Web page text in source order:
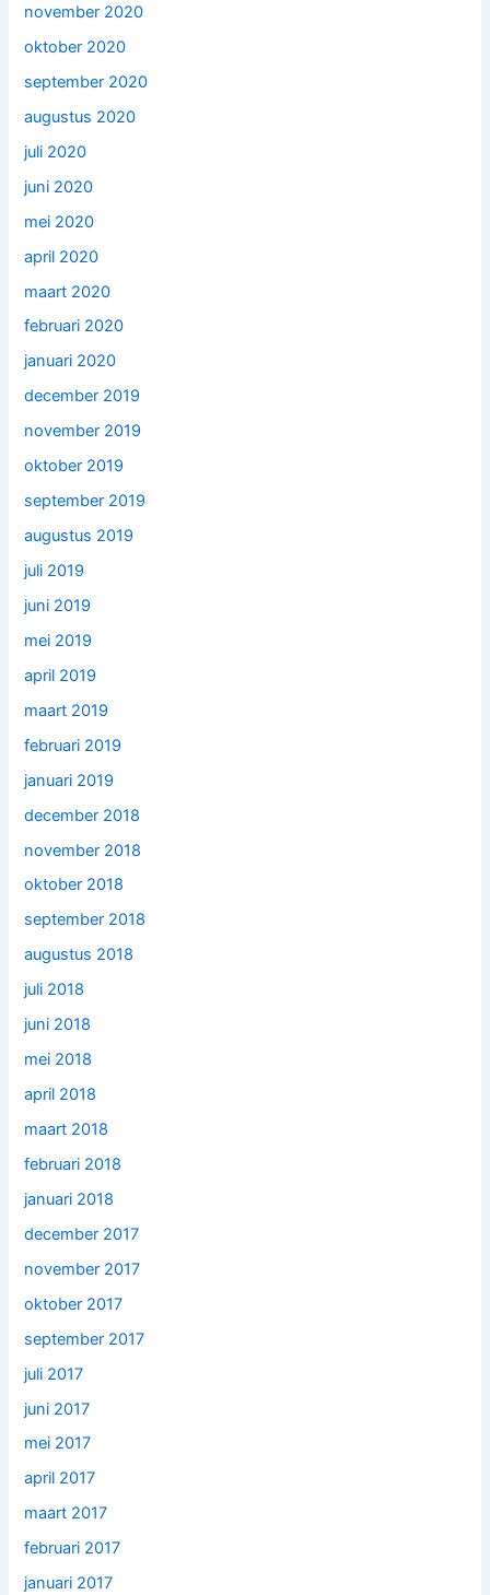
november 2020
oktober 2020
september 2020
augustus 2020
juli 2020
juni 2020
mei 2020
april 2020
maart 2020
februari 2020
januari 2020
december 2019
november 2019
oktober 2019
september 2019
augustus 2019
juli 2019
juni 2019
mei 2019
april 2019
maart 2019
februari 2019
januari 2019
december 2018
november 2018
oktober 2018
september 2018
augustus 2018
juli 2018
juni 2018
mei 2018
april 2018
maart 2018
februari 2018
januari 2018
december 2017
november 2017
oktober 2017
september 2017
juli 2017
juni 2017
mei 2017
april 2017
maart 2017
februari 2017
januari 2017